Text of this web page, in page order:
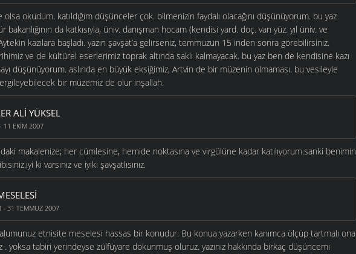
olsa okudum. katıldığım düşünceler çok. bilmenizin faydalı olacağını düşünüyorum. bu yaz
da katkısıyla, üniv. danışman hocam (kendisi yard. doç. van yüz. yıl üniv. ve
kazılara başladı. yazın şavşat’a gelirseniz, temmuzun 15 inden sonra görebilirsiniz.
ve de kültürel eserlerimiz toprak altında saklı kalmayacak. bu yaz ben de kendisine kazı
düşünüyorum. aslında en büyük eksiğimiz, Artvin de bir müzenin olmaması. bu vesileyle
bir müzemiz de olur inşallah.
ALI YÜKSEL
- 11 EKIM 2007
makalenize; her cümlesine, hemide noktasına ve virgülüne kadar katılıyorum.sanki benimin
ki varsınız ve iyiki şavşatlısınız.
- 31 TEMMUZ 2007
etnisite meselesi hassas bir konudur. Bu konua yazarken kanımca ölçüp tartmalı ona
. yoksa tabiri yerindeyse zülfüyare dokunmuş oluruz. yazınız hakkında birkaç düşüncemi